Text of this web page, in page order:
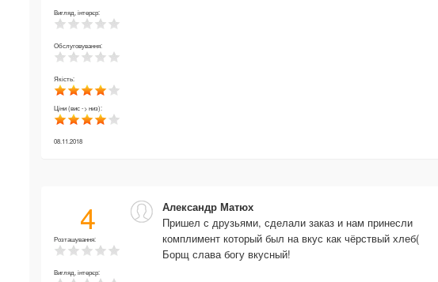
Вигляд, інтерєр:
Обслуговування:
Якість:
Ціни (вис -> низ):
08.11.2018
4
Розташування:
Вигляд, інтерєр:
Александр Матюх
Пришел с друзьями, сделали заказ и нам принесли
комплимент который был на вкус как чёрствый хлеб(
Борщ слава богу вкусный!